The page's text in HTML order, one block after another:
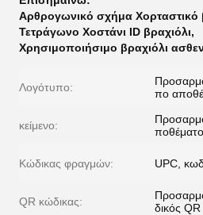
Αρθρογωνικό σχήμα Χορταστικό
Τετράγωνο Χοστάνι ID βραχιόλι,
Χρησιμοποιήσιμο βραχιόλι
Λογότυπο:
πο
κείμενο:
Κώδικας φραγμών: UPC,
QR κώδικας:
δικός